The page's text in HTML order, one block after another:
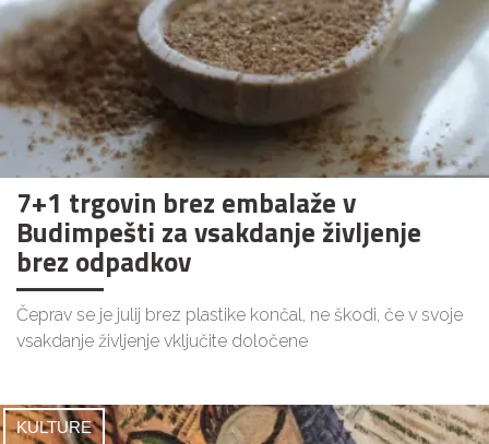
7+1 trgovin brez embalaže v
Budimpešti za vsakdanje življenje
brez odpadkov
Čeprav se je julij brez plastike končal, ne škodi, če v svoje
vsakdanje življenje vključite določene
KULTURE